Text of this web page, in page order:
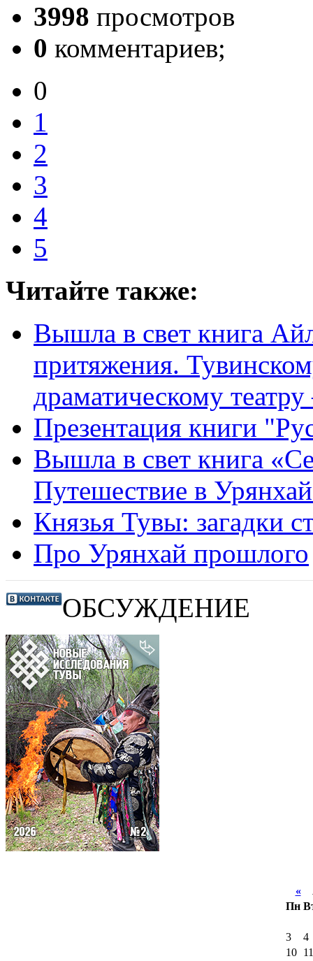
3998 просмотров
0 комментариев;
0
1
2
3
4
5
Читайте также:
Вышла в свет книга
притяжения.
драматическому
Презентация книги
Вышла в свет книга
Путешествие в
Князья Тувы: загадки
Про Урянхай прошлого
ОБСУЖДЕНИЕ
«
Пн
3
4
10
11